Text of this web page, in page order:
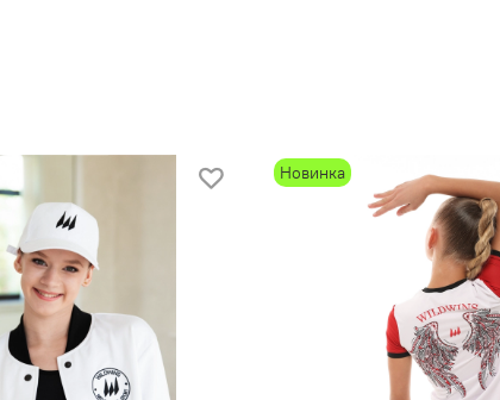
Новинка